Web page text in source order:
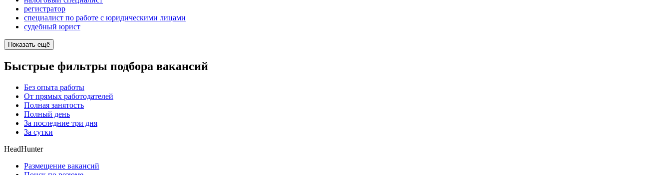
регистратор
специалист по работе с юридическими лицами
судебный юрист
Показать ещё
Быстрые фильтры подбора вакансий
Без опыта работы
От прямых работодателей
Полная занятость
Полный день
За последние три дня
За сутки
HeadHunter
Размещение вакансий